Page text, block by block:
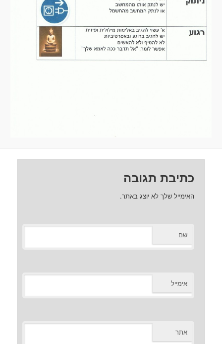
כתיבת תגובה
האימייל שלך לא יוצג באתר.
שם
אימייל
אתר